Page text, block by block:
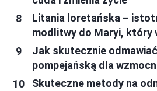
Litania loretańska –
modlitwy do Maryi, który
Jak skutecznie
pompejańską dla
Skuteczne metody na